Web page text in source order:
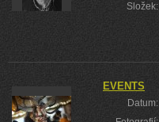
Složek:
EVENTS
Datum: